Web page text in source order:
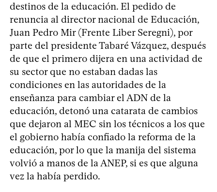
destinos de la educación. El pedido de
renuncia al director nacional de Educación,
Juan Pedro Mir (Frente Liber Seregni), por
parte del presidente Tabaré Vázquez, después
de que el primero dijera en una actividad de
su sector que no estaban dadas las
condiciones en las autoridades de la
enseñanza para cambiar el ADN de la
educación, detonó una catarata de cambios
que dejaron al MEC sin los técnicos a los que
el gobierno había confiado la reforma de la
educación, por lo que la manija del sistema
volvió a manos de la ANEP, si es que alguna
vez la había perdido.